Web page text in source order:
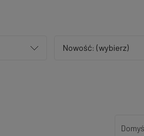
Nowość: (wybierz)